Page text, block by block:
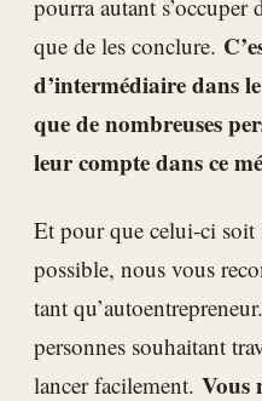
pourra autant s’occuper
que de les conclure.
d’intermédiaire dans
que de nombreuses
leur compte dans ce
Et pour que celui-ci soit
possible, nous vous
tant
personnes souhaitant
lancer facilement. Vous